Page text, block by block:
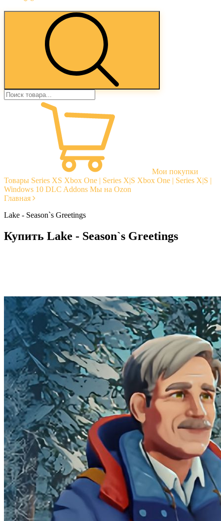
Мои покупки
Товары Series XS Xbox One | Series X|S Xbox One | Series X|S |
Windows 10 DLC Addons Мы на Ozon
Главная
Lake - Season`s Greetings
Купить Lake - Season`s Greetings